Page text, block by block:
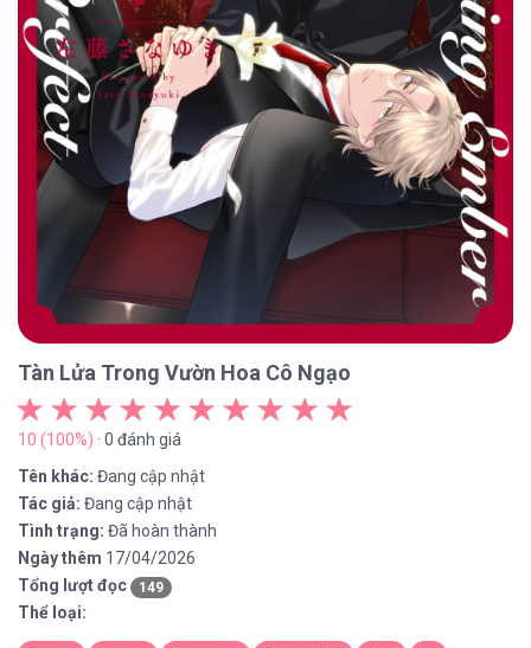
Tàn Lửa Trong Vườn Hoa Cô Ngạo
10 (100%) · 0 đánh giá
Tên khác: Đang cập nhật
Tác giả: Đang cập nhật
Tình trạng: Đã hoàn thành
Ngày thêm 17/04/2026
Tổng lượt đọc
149
Thể loại: